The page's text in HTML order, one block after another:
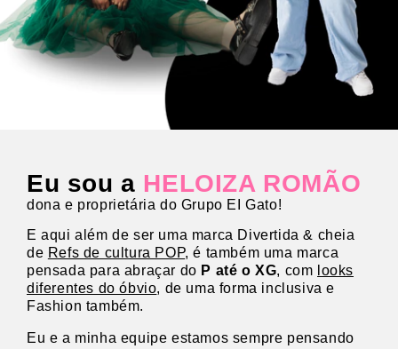
Eu sou a HELOIZA ROMÃO
dona e proprietária do Grupo EI Gato!
E aqui além de ser uma marca Divertida & cheia
de Refs de cultura POP, é também uma marca
pensada para abraçar do P até o XG, com looks
diferentes do óbvio, de uma forma inclusiva e
Fashion também.
Eu e a minha equipe estamos sempre pensando